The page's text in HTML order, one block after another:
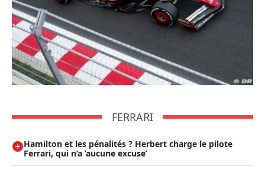
FERRARI
Hamilton et les pénalités ? Herbert charge le pilote
Ferrari, qui n’a ’aucune excuse’